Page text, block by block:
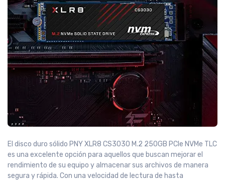
El disco duro sólido PNY XLR8 CS3030 M.2 250GB PCIe NVMe TLC
es una excelente opción para aquellos que buscan mejorar el
rendimiento de su equipo y almacenar sus archivos de manera
segura y rápida. Con una velocidad de lectura de hasta